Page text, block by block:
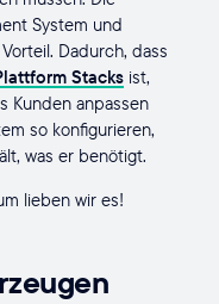
System und
Dadurch, dass
Stacksist,
Kunden anpassen
so konfigurieren,
was er benötigt.
lieben wir es!